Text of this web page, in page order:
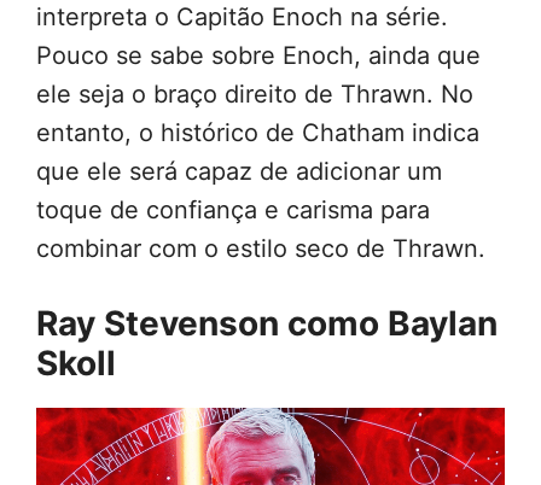
interpreta o Capitão Enoch na série.
Pouco se sabe sobre Enoch, ainda que
ele seja o braço direito de Thrawn. No
entanto, o histórico de Chatham indica
que ele será capaz de adicionar um
toque de confiança e carisma para
combinar com o estilo seco de Thrawn.
Ray Stevenson como Baylan
Skoll